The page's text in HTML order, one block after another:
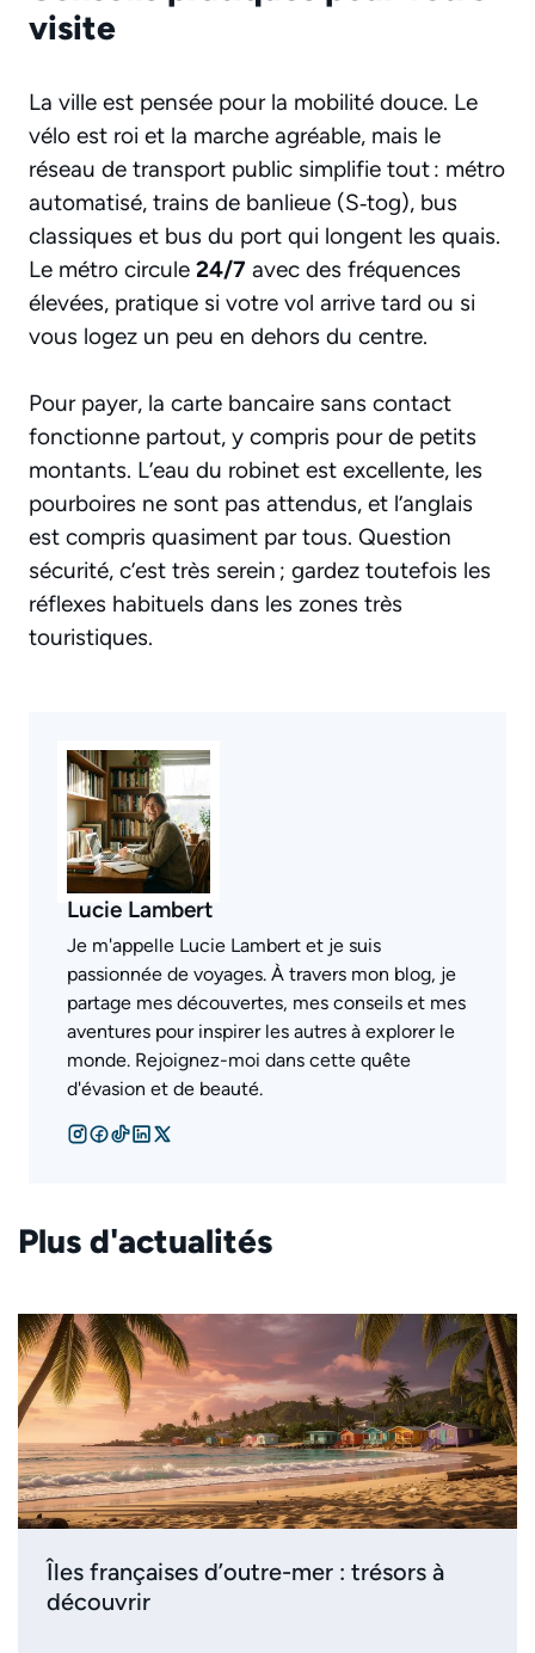
visite
La ville est pensée pour la mobilité douce. Le
vélo est roi et la marche agréable, mais le
réseau de transport public simplifie tout : métro
automatisé, trains de banlieue (S‑tog), bus
classiques et bus du port qui longent les quais.
Le métro circule 24/7 avec des fréquences
élevées, pratique si votre vol arrive tard ou si
vous logez un peu en dehors du centre.
Pour payer, la carte bancaire sans contact
fonctionne partout, y compris pour de petits
montants. L’eau du robinet est excellente, les
pourboires ne sont pas attendus, et l’anglais
est compris quasiment par tous. Question
sécurité, c’est très serein ; gardez toutefois les
réflexes habituels dans les zones très
touristiques.
Lucie Lambert
Je m'appelle Lucie Lambert et je suis
passionnée de voyages. À travers mon blog, je
partage mes découvertes, mes conseils et mes
aventures pour inspirer les autres à explorer le
monde. Rejoignez-moi dans cette quête
d'évasion et de beauté.
Plus d'actualités
Îles françaises d’outre-mer : trésors à
découvrir